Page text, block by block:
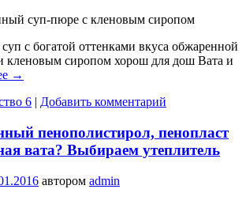
суп-пюре с кленовым сиропом
с богатой оттенками вкуса обжарен­ной
кленовым сиропом хорош для дош Вата и
→
6 | Добавить комментарий
пенополистирол, пенопласт
вата? Выбираем утеплитель
автором admin